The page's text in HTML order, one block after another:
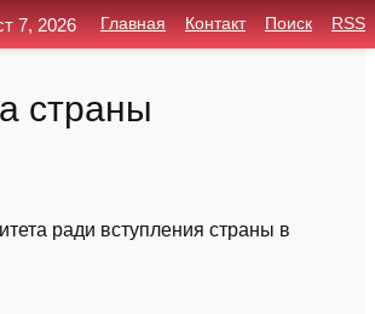
страны
ради вступления страны в
7, 2026 Главная Контакт Поиск RSS